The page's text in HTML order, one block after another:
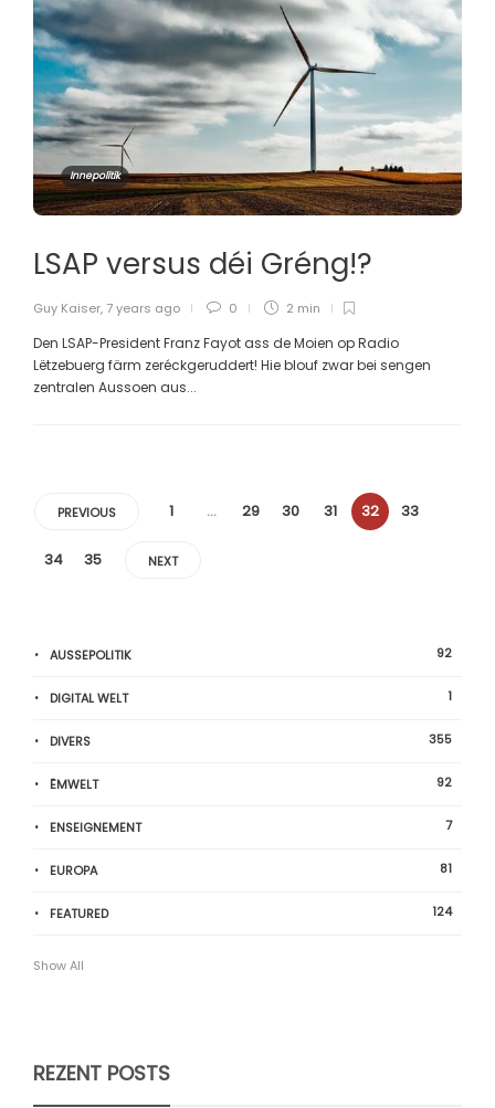
Innepolitik
LSAP versus déi Gréng!?
Guy Kaiser, 7 years ago 0 2 min
Den LSAP-President Franz Fayot ass de Moien op Radio
Lëtzebuerg färm zeréckgeruddert! Hie blouf zwar bei sengen
zentralen Aussoen aus...
PREVIOUS 1 … 29 30 31 32 33
34 35 NEXT
AUSSEPOLITIK 92
DIGITAL WELT 1
DIVERS 355
ËMWELT 92
ENSEIGNEMENT 7
EUROPA 81
FEATURED 124
Show All
REZENT POSTS